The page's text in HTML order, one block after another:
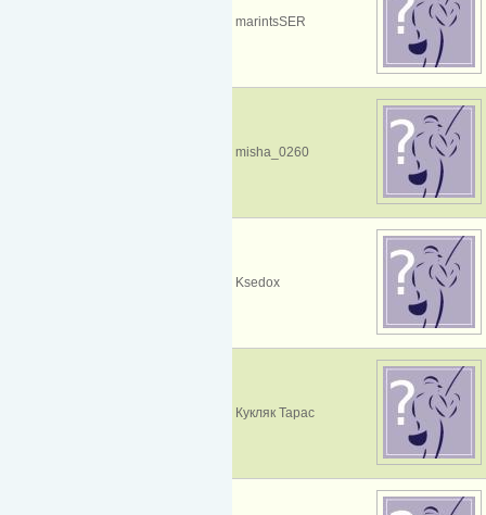
marintsSER
misha_0260
Ksedox
Кукляк Тарас